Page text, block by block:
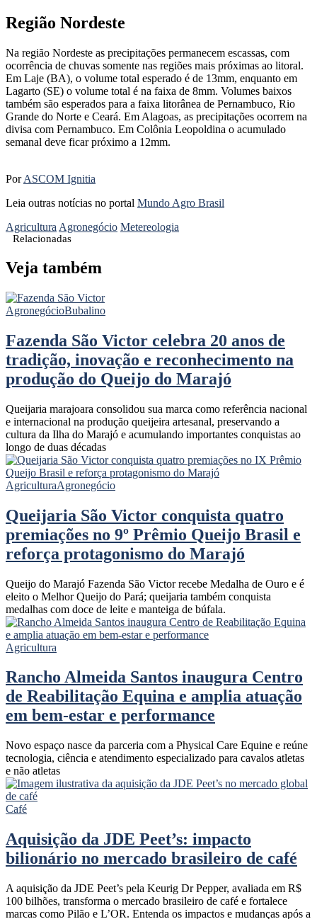
Região Nordeste
Na região Nordeste as precipitações permanecem escassas, com
ocorrência de chuvas somente nas regiões mais próximas ao litoral.
Em Laje (BA), o volume total esperado é de 13mm, enquanto em
Lagarto (SE) o volume total é na faixa de 8mm. Volumes baixos
também são esperados para a faixa litorânea de Pernambuco, Rio
Grande do Norte e Ceará. Em Alagoas, as precipitações ocorrem na
divisa com Pernambuco. Em Colônia Leopoldina o acumulado
semanal deve ficar próximo a 12mm.
PorASCOM Ignitia
Leia outras notícias no portal Mundo Agro Brasil
Agricultura Agronegócio Metereologia
Relacionadas
Veja também
AgronegócioBubalino
Fazenda São Victor celebra 20 anos de
tradição, inovação e reconhecimento na
produção do Queijo do Marajó
Queijaria marajoara consolidou sua marca como referência nacional
e internacional na produção queijeira artesanal, preservando a
cultura da Ilha do Marajó e acumulando importantes conquistas ao
longo de duas décadas
AgriculturaAgronegócio
Queijaria São Victor conquista quatro
premiações no 9º Prêmio Queijo Brasil e
reforça protagonismo do Marajó
Queijo do Marajó Fazenda São Victor recebe Medalha de Ouro e é
eleito o Melhor Queijo do Pará; queijaria também conquista
medalhas com doce de leite e manteiga de búfala.
Agricultura
Rancho Almeida Santos inaugura Centro
de Reabilitação Equina e amplia atuação
em bem-estar e performance
Novo espaço nasce da parceria com a Physical Care Equine e reúne
tecnologia, ciência e atendimento especializado para cavalos atletas
e não atletas
Café
Aquisição da JDE Peet’s: impacto
bilionário no mercado brasileiro de café
A aquisição da JDE Peet’s pela Keurig Dr Pepper, avaliada em R$
100 bilhões, transforma o mercado brasileiro de café e fortalece
marcas como Pilão e L’OR. Entenda os impactos e mudanças após a